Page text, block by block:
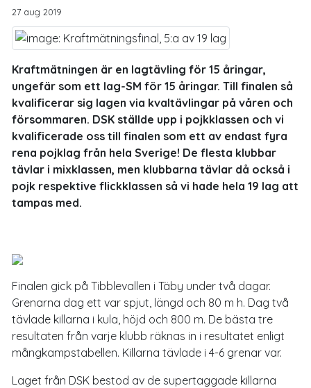
27 aug 2019
Kraftmätningen är en lagtävling för 15 åringar,
ungefär som ett lag-SM för 15 åringar. Till finalen så
kvalificerar sig lagen via kvaltävlingar på våren och
försommaren. DSK ställde upp i pojkklassen och vi
kvalificerade oss till finalen som ett av endast fyra
rena pojklag från hela Sverige! De flesta klubbar
tävlar i mixklassen, men klubbarna tävlar då också i
pojk respektive flickklassen så vi hade hela 19 lag att
tampas med.
Finalen gick på Tibblevallen i Täby under två dagar.
Grenarna dag ett var spjut, längd och 80 m h. Dag två
tävlade killarna i kula, höjd och 800 m. De bästa tre
resultaten från varje klubb räknas in i resultatet enligt
mångkampstabellen. Killarna tävlade i 4-6 grenar var.
Laget från DSK bestod av de supertaggade killarna